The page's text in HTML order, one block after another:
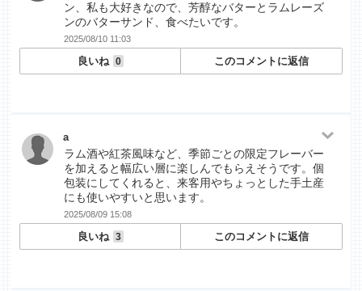
ン、私も大好きなので、芳醇なバターとラムレーズ
ンのバターサンド、食べたいです。
2025/08/10 11:03
良いね 0 このコメントに返信
a
ラム酒や紅茶風味など、季節ごとの限定フレーバー
を加えると幅広い層に楽しんでもらえそうです。個
包装にしてくれると、来客用やちょっとした手土産
にも使いやすいと思います。
2025/08/09 15:08
良いね 3 このコメントに返信